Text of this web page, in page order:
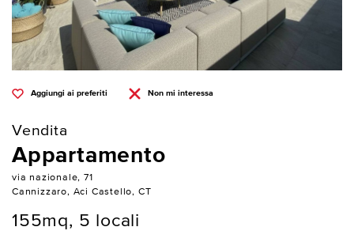
Aggiungi ai preferiti Non mi interessa
Vendita
Appartamento
via nazionale, 71
Cannizzaro, Aci Castello, CT
155mq, 5 locali